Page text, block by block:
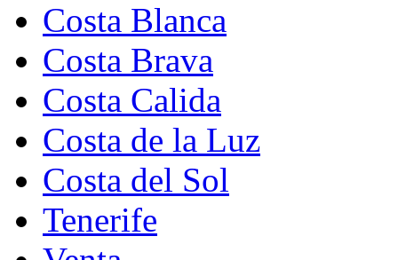
Costa Blanca
Costa Brava
Costa Calida
Costa de la Luz
Costa del Sol
Tenerife